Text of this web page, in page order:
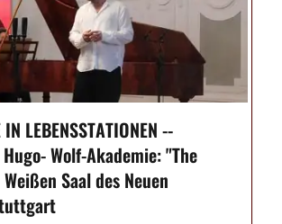
LEBENSSTATIONEN --
Wolf-Akademie: "The
Saal des Neuen